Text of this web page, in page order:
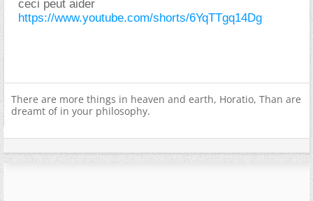
ceci peut aider
https://www.youtube.com/shorts/6YqTTgq14Dg
There are more things in heaven and earth, Horatio, Than are
dreamt of in your philosophy.